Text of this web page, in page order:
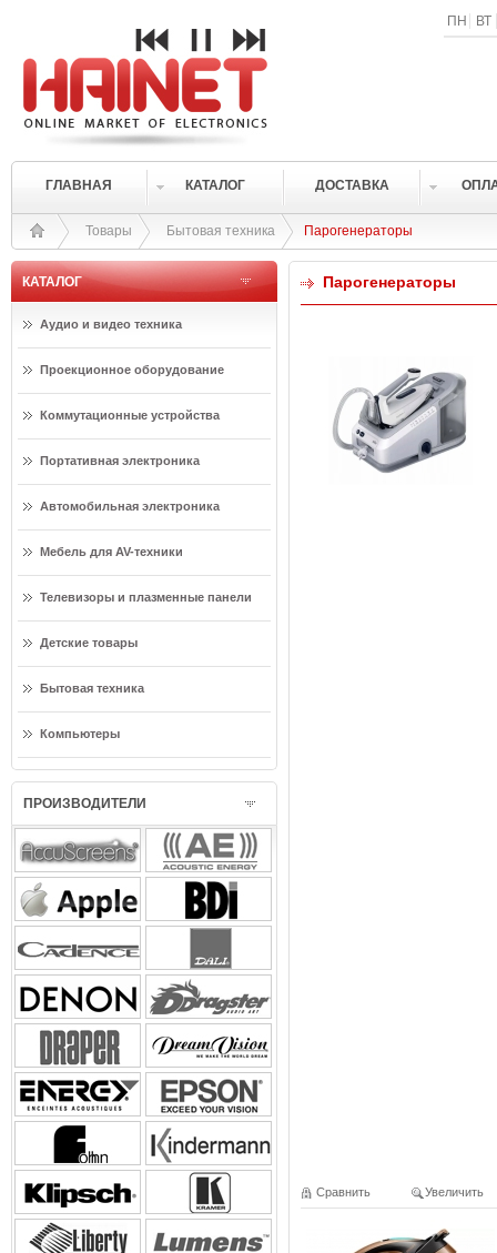
ПН ВТ
ГЛАВНАЯ КАТАЛОГ ДОСТАВКА
Товары Бытовая техника Парогенераторы
КАТАЛОГ
Аудио и видео техника
Проекционное оборудование
Коммутационные устройства
Портативная электроника
Автомобильная электроника
Мебель для AV-техники
Телевизоры и плазменные панели
Детские товары
Бытовая техника
Компьютеры
ПРОИЗВОДИТЕЛИ
Парогенераторы
Сравнить Увеличить